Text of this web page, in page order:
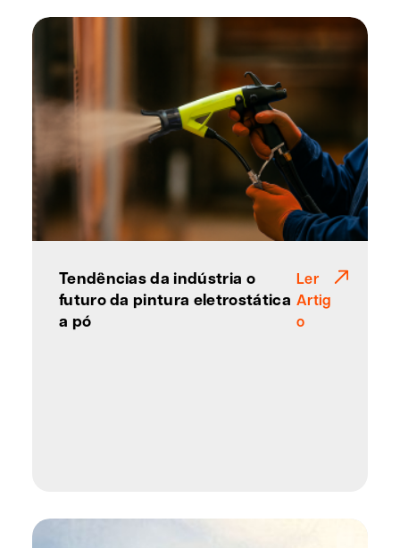
Tendências da indústria o
futuro da pintura eletrostática
a pó
Ler
Artig
o